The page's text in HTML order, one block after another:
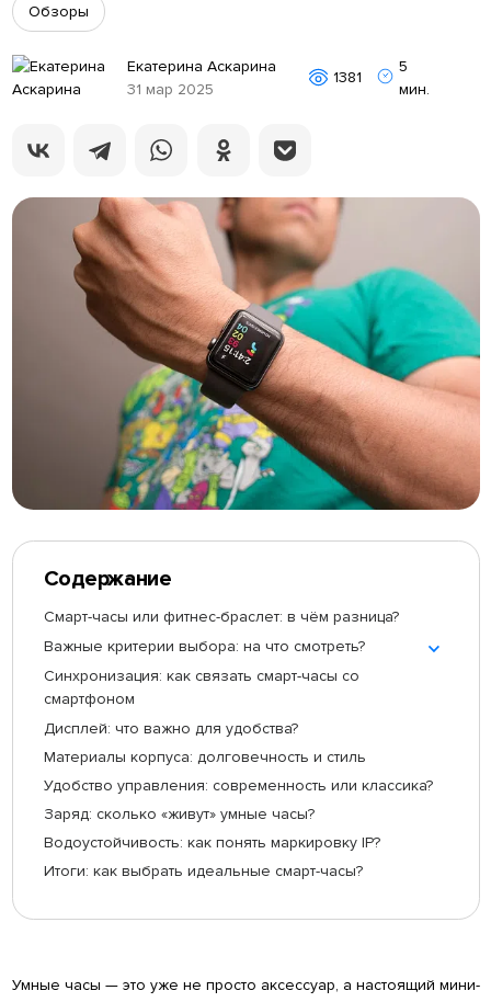
Екатерина Аскарина
31 мар 2025
1381
5
мин.
Обзоры
Содержание
Смарт-часы или фитнес-браслет: в чём разница?
Важные критерии выбора: на что смотреть?
Синхронизация: как связать смарт-часы со
смартфоном
Дисплей: что важно для удобства?
Материалы корпуса: долговечность и стиль
Удобство управления: современность или классика?
Заряд: сколько «живут» умные часы?
Водоустойчивость: как понять маркировку IP?
Итоги: как выбрать идеальные смарт-часы?
Умные часы — это уже не просто аксессуар, а настоящий мини-